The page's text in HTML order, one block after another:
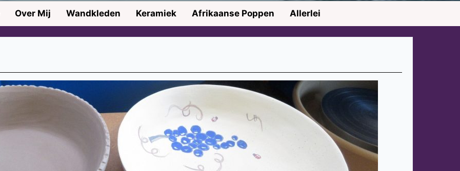
Over Mij Wandkleden Keramiek Afrikaanse Poppen Allerlei